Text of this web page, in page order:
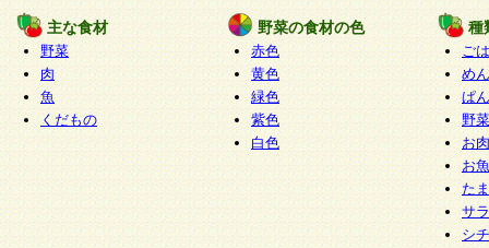
主な食材
野菜
肉
魚
くだもの
野菜の食材の色
赤色
黄色
緑色
紫色
白色
種
ご
めん
ぱん
野
お
お
た
サ
シ